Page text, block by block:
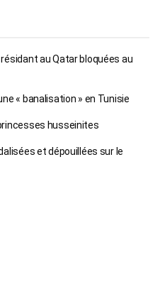
au Qatar bloquées au
« banalisation » en Tunisie
husseinites
et dépouillées sur le